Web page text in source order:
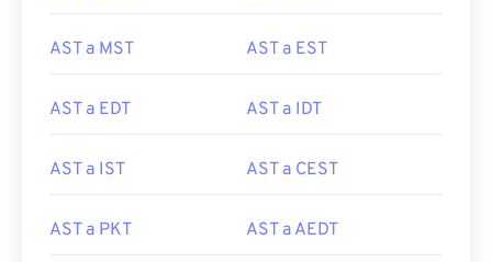
AST a MST AST a EST
AST a EDT AST a IDT
AST a IST AST a CEST
AST a PKT AST a AEDT